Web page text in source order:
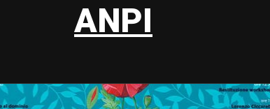
ANPI